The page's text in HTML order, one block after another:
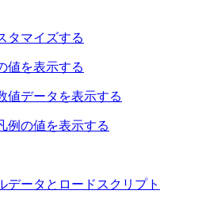
タマイズする
値を表示する
値データを表示する
例の値を表示する
データとロードスクリプト